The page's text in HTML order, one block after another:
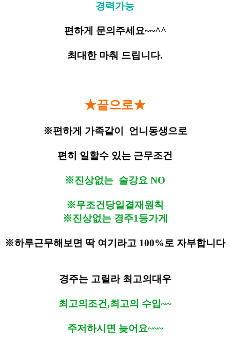
경력가능
편하게 문의주세요~~^^
최대한 마춰 드립니다.
★끝으로★
※편하게 가족같이 언니동생으로
편히 일할수 있는 근무조건
※진상없는 술강요 NO
※무조건당일결재원칙
※진상없는 경주1등가게
※하루근무해보면 딱 여기라고 100%로 자부합니다
경주는 고릴라 최고의대우
최고의조건,최고의 수입~~
주저하시면 늦어요~~~